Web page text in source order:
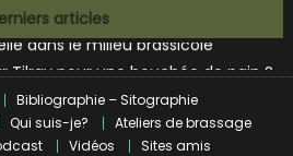
articles
dans le milieu brassicole
Tilray pour une bouchée de pain ?
Bibliographie – Sitographie
Qui suis-je?
Ateliers de brassage
Vidéos Sites amis